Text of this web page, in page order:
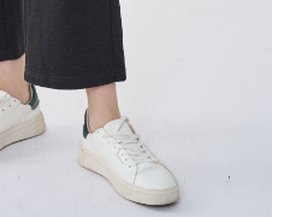
下網址：
理人或監護人之同意方可使用
者引起之損失，本公司不負相關責
依據個別帳號之用戶狀況，依本公司即
度不足之情形，本公司將視審查結果
資訊註冊。若發現惡意使用之情形，